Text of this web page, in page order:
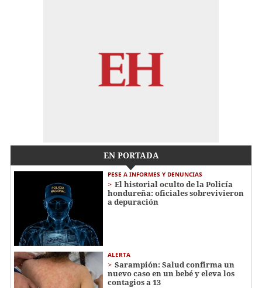
EN PORTADA
PESE A INFORMES Y DENUNCIAS
El historial oculto de la Policía
hondureña: oficiales sobrevivieron
a depuración
ALERTA
Sarampión: Salud confirma un
nuevo caso en un bebé y eleva los
contagios a 13